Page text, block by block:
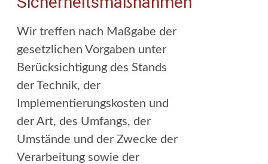
Wir treffen nach Maßgabe der
gesetzlichen Vorgaben unter
Berücksichtigung des Stands
der Technik, der
Implementierungskosten und
der Art, des Umfangs, der
Umstände und der Zwecke der
Verarbeitung sowie der